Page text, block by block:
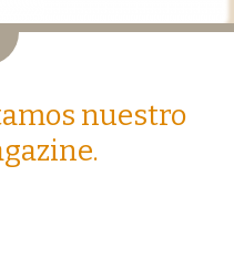
nuestro